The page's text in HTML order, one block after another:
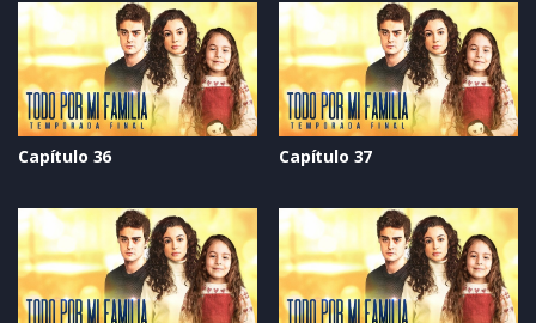
Capítulo 36 Capítulo 37